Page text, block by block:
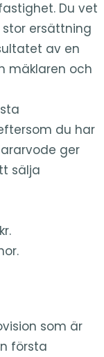
Du vet
ersättning
av en
mäklaren och
du har
ger
sälja
som är
första